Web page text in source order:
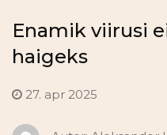
Enamik viirusi
haigeks
27. apr 2025